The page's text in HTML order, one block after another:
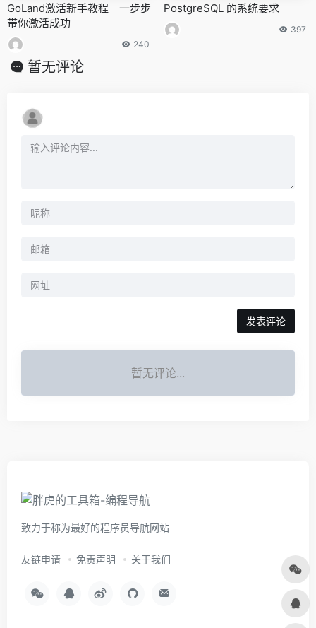
GoLand激活新手教程｜一步步
带你激活成功
240
PostgreSQL 的系统要求
397
暂无评论
暂无评论...
致力于称为最好的程序员导航网站
友链申请 免责声明 关于我们